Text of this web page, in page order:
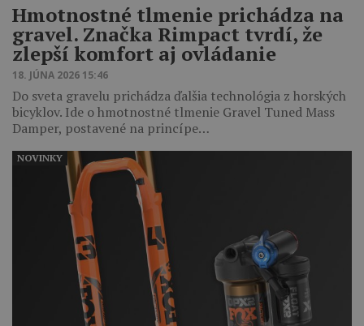
Hmotnostné tlmenie prichádza na
gravel. Značka Rimpact tvrdí, že
zlepší komfort aj ovládanie
18. JÚNA 2026 15:46
Do sveta gravelu prichádza ďalšia technológia z horských
bicyklov. Ide o hmotnostné tlmenie Gravel Tuned Mass
Damper, postavené na princípe…
NOVINKY